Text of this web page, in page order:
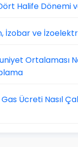
Halife Dönemi
İzobar ve
Ortalaması
Ücreti Nasıl